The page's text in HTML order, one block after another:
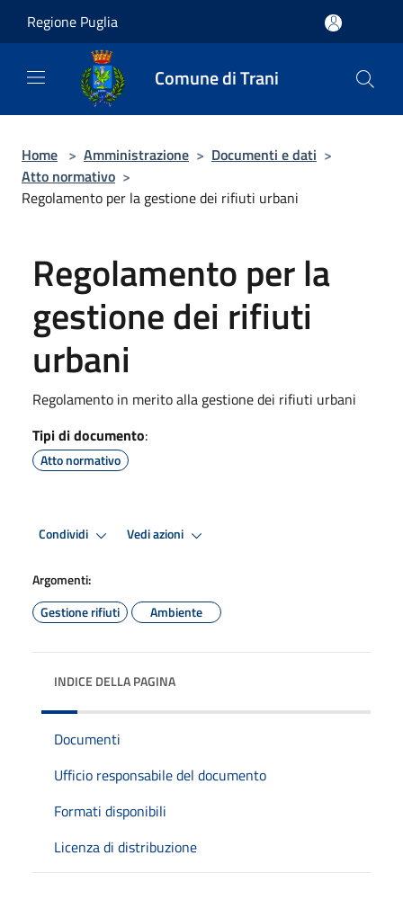
Regione Puglia
Comune di Trani
Home > Amministrazione > Documenti e dati >
Atto normativo >
Regolamento per la gestione dei rifiuti urbani
Regolamento per la
gestione dei rifiuti
urbani
Regolamento in merito alla gestione dei rifiuti urbani
Tipi di documento:
Atto normativo
Condividi Vedi azioni
Argomenti:
Gestione rifiuti
Ambiente
INDICE DELLA PAGINA
Documenti
Ufficio responsabile del documento
Formati disponibili
Licenza di distribuzione